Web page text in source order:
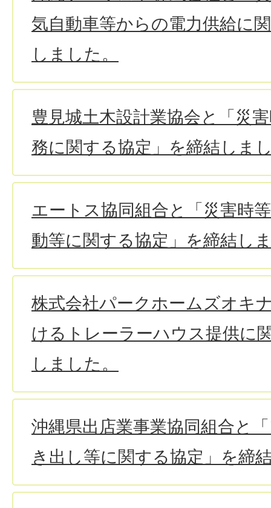
気自動車等からの電力供給に
しました。
豊見城土木設計業協会と「災
務に関する協定」を締結しま
エートス協同組合と「災害時
動等に関する協定」を締結し
株式会社パークホームズオキ
けるトレーラーハウス提供に
しました。
沖縄県出店業事業協同組合と
き出し等に関する協定」を締